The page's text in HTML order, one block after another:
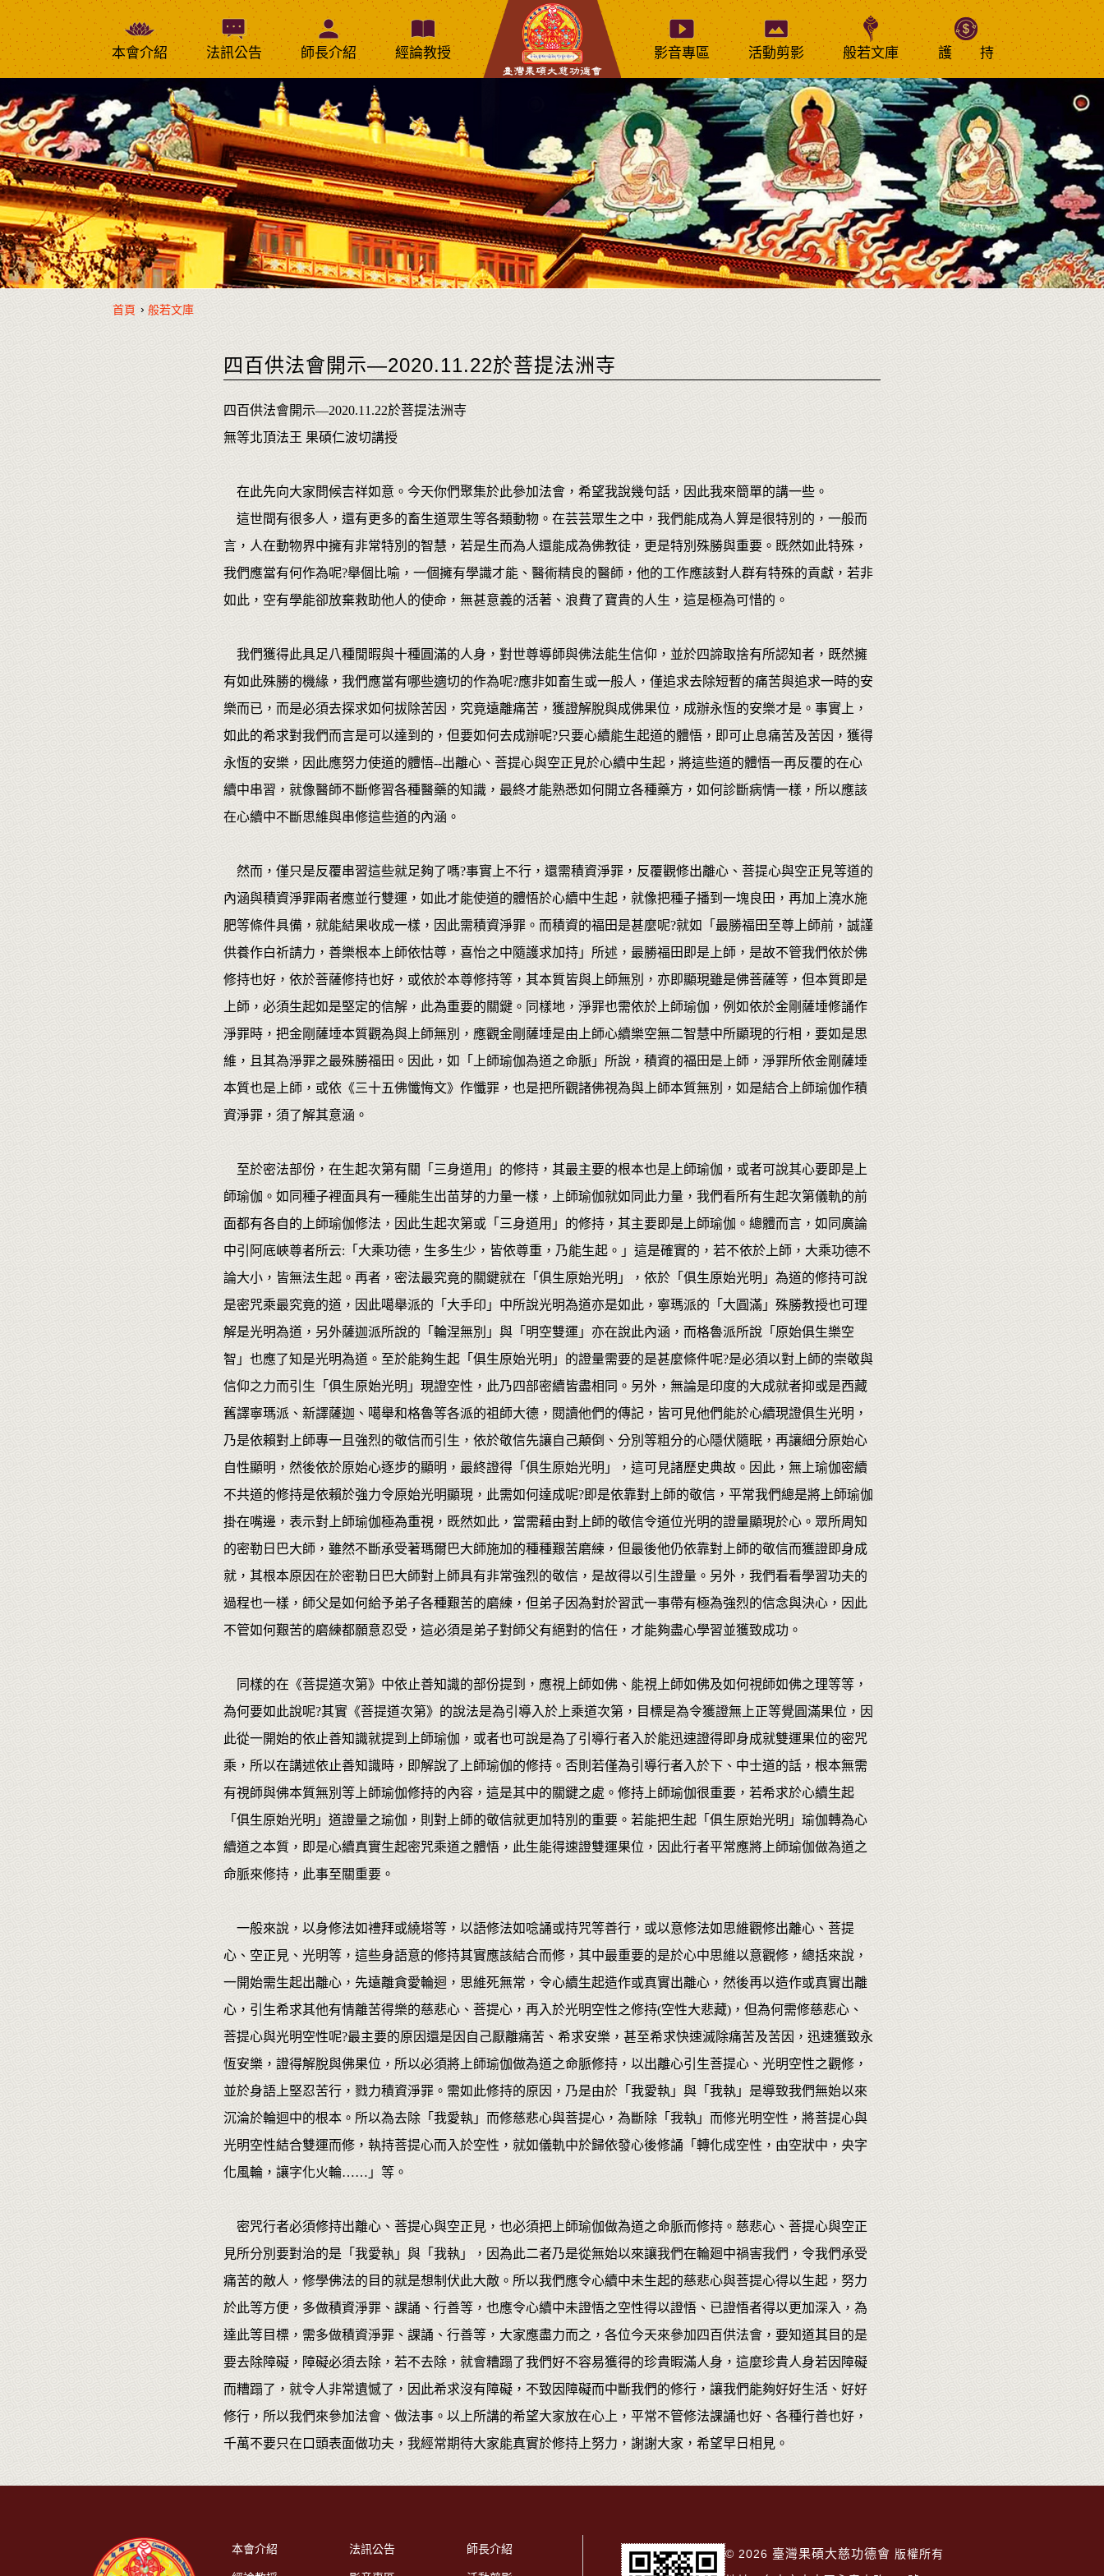
本會介紹 法訊公告 師長介紹 經論教授 影音專區 活動剪影 般若文庫 護 持
首頁 › 般若文庫
四百供法會開示—2020.11.22於菩提法洲寺
四百供法會開示—2020.11.22於菩提法洲寺
無等北頂法王 果碩仁波切講授
在此先向大家問候吉祥如意。今天你們聚集於此參加法會，希望我說幾句話，因此我來簡單的講一些。
這世間有很多人，還有更多的畜生道眾生等各類動物。在芸芸眾生之中，我們能成為人算是很特別的，一般而
言，人在動物界中擁有非常特別的智慧，若是生而為人還能成為佛教徒，更是特別殊勝與重要。既然如此特殊，
我們應當有何作為呢?舉個比喻，一個擁有學識才能、醫術精良的醫師，他的工作應該對人群有特殊的貢獻，若非
如此，空有學能卻放棄救助他人的使命，無甚意義的活著、浪費了寶貴的人生，這是極為可惜的。
我們獲得此具足八種閒暇與十種圓滿的人身，對世尊導師與佛法能生信仰，並於四諦取捨有所認知者，既然擁
有如此殊勝的機緣，我們應當有哪些適切的作為呢?應非如畜生或一般人，僅追求去除短暫的痛苦與追求一時的安
樂而已，而是必須去探求如何拔除苦因，究竟遠離痛苦，獲證解脫與成佛果位，成辦永恆的安樂才是。事實上，
如此的希求對我們而言是可以達到的，但要如何去成辦呢?只要心續能生起道的體悟，即可止息痛苦及苦因，獲得
永恆的安樂，因此應努力使道的體悟--出離心、菩提心與空正見於心續中生起，將這些道的體悟一再反覆的在心
續中串習，就像醫師不斷修習各種醫藥的知識，最終才能熟悉如何開立各種藥方，如何診斷病情一樣，所以應該
在心續中不斷思維與串修這些道的內涵。
然而，僅只是反覆串習這些就足夠了嗎?事實上不行，還需積資淨罪，反覆觀修出離心、菩提心與空正見等道的
內涵與積資淨罪兩者應並行雙運，如此才能使道的體悟於心續中生起，就像把種子播到一塊良田，再加上澆水施
肥等條件具備，就能結果收成一樣，因此需積資淨罪。而積資的福田是甚麼呢?就如「最勝福田至尊上師前，誠謹
供養作白祈請力，善樂根本上師依怙尊，喜怡之中隨護求加持」所述，最勝福田即是上師，是故不管我們依於佛
修持也好，依於菩薩修持也好，或依於本尊修持等，其本質皆與上師無別，亦即顯現雖是佛菩薩等，但本質即是
上師，必須生起如是堅定的信解，此為重要的關鍵。同樣地，淨罪也需依於上師瑜伽，例如依於金剛薩埵修誦作
淨罪時，把金剛薩埵本質觀為與上師無別，應觀金剛薩埵是由上師心續樂空無二智慧中所顯現的行相，要如是思
維，且其為淨罪之最殊勝福田。因此，如「上師瑜伽為道之命脈」所說，積資的福田是上師，淨罪所依金剛薩埵
本質也是上師，或依《三十五佛懺悔文》作懺罪，也是把所觀諸佛視為與上師本質無別，如是結合上師瑜伽作積
資淨罪，須了解其意涵。
至於密法部份，在生起次第有關「三身道用」的修持，其最主要的根本也是上師瑜伽，或者可說其心要即是上
師瑜伽。如同種子裡面具有一種能生出苗芽的力量一樣，上師瑜伽就如同此力量，我們看所有生起次第儀軌的前
面都有各自的上師瑜伽修法，因此生起次第或「三身道用」的修持，其主要即是上師瑜伽。總體而言，如同廣論
中引阿底峽尊者所云:「大乘功德，生多生少，皆依尊重，乃能生起。」這是確實的，若不依於上師，大乘功德不
論大小，皆無法生起。再者，密法最究竟的關鍵就在「俱生原始光明」，依於「俱生原始光明」為道的修持可說
是密咒乘最究竟的道，因此噶舉派的「大手印」中所說光明為道亦是如此，寧瑪派的「大圓滿」殊勝教授也可理
解是光明為道，另外薩迦派所說的「輪涅無別」與「明空雙運」亦在說此內涵，而格魯派所說「原始俱生樂空
智」也應了知是光明為道。至於能夠生起「俱生原始光明」的證量需要的是甚麼條件呢?是必須以對上師的崇敬與
信仰之力而引生「俱生原始光明」現證空性，此乃四部密續皆盡相同。另外，無論是印度的大成就者抑或是西藏
舊譯寧瑪派、新譯薩迦、噶舉和格魯等各派的祖師大德，閱讀他們的傳記，皆可見他們能於心續現證俱生光明，
乃是依賴對上師專一且強烈的敬信而引生，依於敬信先讓自己顛倒、分別等粗分的心隱伏隨眠，再讓細分原始心
自性顯明，然後依於原始心逐步的顯明，最終證得「俱生原始光明」，這可見諸歷史典故。因此，無上瑜伽密續
不共道的修持是依賴於強力令原始光明顯現，此需如何達成呢?即是依靠對上師的敬信，平常我們總是將上師瑜伽
掛在嘴邊，表示對上師瑜伽極為重視，既然如此，當需藉由對上師的敬信令道位光明的證量顯現於心。眾所周知
的密勒日巴大師，雖然不斷承受著瑪爾巴大師施加的種種艱苦磨練，但最後他仍依靠對上師的敬信而獲證即身成
就，其根本原因在於密勒日巴大師對上師具有非常強烈的敬信，是故得以引生證量。另外，我們看看學習功夫的
過程也一樣，師父是如何給予弟子各種艱苦的磨練，但弟子因為對於習武一事帶有極為強烈的信念與決心，因此
不管如何艱苦的磨練都願意忍受，這必須是弟子對師父有絕對的信任，才能夠盡心學習並獲致成功。
同樣的在《菩提道次第》中依止善知識的部份提到，應視上師如佛、能視上師如佛及如何視師如佛之理等等，
為何要如此說呢?其實《菩提道次第》的說法是為引導入於上乘道次第，目標是為令獲證無上正等覺圓滿果位，因
此從一開始的依止善知識就提到上師瑜伽，或者也可說是為了引導行者入於能迅速證得即身成就雙運果位的密咒
乘，所以在講述依止善知識時，即解說了上師瑜伽的修持。否則若僅為引導行者入於下、中士道的話，根本無需
有視師與佛本質無別等上師瑜伽修持的內容，這是其中的關鍵之處。修持上師瑜伽很重要，若希求於心續生起
「俱生原始光明」道證量之瑜伽，則對上師的敬信就更加特別的重要。若能把生起「俱生原始光明」瑜伽轉為心
續道之本質，即是心續真實生起密咒乘道之體悟，此生能得速證雙運果位，因此行者平常應將上師瑜伽做為道之
命脈來修持，此事至關重要。
一般來說，以身修法如禮拜或繞塔等，以語修法如唸誦或持咒等善行，或以意修法如思維觀修出離心、菩提
心、空正見、光明等，這些身語意的修持其實應該結合而修，其中最重要的是於心中思維以意觀修，總括來說，
一開始需生起出離心，先遠離貪愛輪迴，思維死無常，令心續生起造作或真實出離心，然後再以造作或真實出離
心，引生希求其他有情離苦得樂的慈悲心、菩提心，再入於光明空性之修持(空性大悲藏)，但為何需修慈悲心、
菩提心與光明空性呢?最主要的原因還是因自己厭離痛苦、希求安樂，甚至希求快速滅除痛苦及苦因，迅速獲致永
恆安樂，證得解脫與佛果位，所以必須將上師瑜伽做為道之命脈修持，以出離心引生菩提心、光明空性之觀修，
並於身語上堅忍苦行，戮力積資淨罪。需如此修持的原因，乃是由於「我愛執」與「我執」是導致我們無始以來
沉淪於輪迴中的根本。所以為去除「我愛執」而修慈悲心與菩提心，為斷除「我執」而修光明空性，將菩提心與
光明空性結合雙運而修，執持菩提心而入於空性，就如儀軌中於歸依發心後修誦「轉化成空性，由空狀中，央字
化風輪，讓字化火輪……」等。
密咒行者必須修持出離心、菩提心與空正見，也必須把上師瑜伽做為道之命脈而修持。慈悲心、菩提心與空正
見所分別要對治的是「我愛執」與「我執」，因為此二者乃是從無始以來讓我們在輪廻中禍害我們，令我們承受
痛苦的敵人，修學佛法的目的就是想制伏此大敵。所以我們應令心續中未生起的慈悲心與菩提心得以生起，努力
於此等方便，多做積資淨罪、課誦、行善等，也應令心續中未證悟之空性得以證悟、已證悟者得以更加深入，為
達此等目標，需多做積資淨罪、課誦、行善等，大家應盡力而之，各位今天來參加四百供法會，要知道其目的是
要去除障礙，障礙必須去除，若不去除，就會糟蹋了我們好不容易獲得的珍貴暇滿人身，這麼珍貴人身若因障礙
而糟蹋了，就令人非常遺憾了，因此希求沒有障礙，不致因障礙而中斷我們的修行，讓我們能夠好好生活、好好
修行，所以我們來參加法會、做法事。以上所講的希望大家放在心上，平常不管修法課誦也好、各種行善也好，
千萬不要只在口頭表面做功夫，我經常期待大家能真實於修持上努力，謝謝大家，希望早日相見。
本會介紹 法訊公告 師長介紹 © 2026 臺灣果碩大慈功德會 版權所有